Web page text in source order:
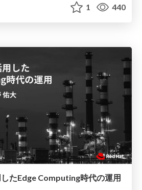
1 440
たEdge Computing時代の運用